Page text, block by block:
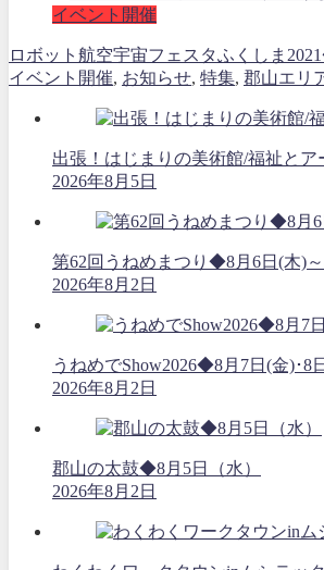
イベント開催
ロボット航空宇宙フェスタふくしま
イベント開催, お知らせ, 特集, 郡山エリ
出張！はじまりの美術館/福祉と
2026年8月5日
第62回うねめまつり◆8月6日(木)
2026年8月2日
うねめでShow2026◆8月7日(金)･8
2026年8月2日
郡山の太鼓◆8月5日（水）
2026年8月2日